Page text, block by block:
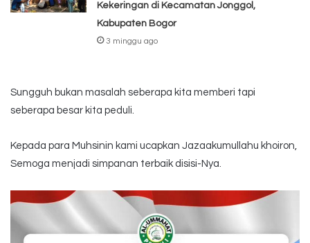
Kekeringan di Kecamatan Jonggol,
Kabupaten Bogor
3 minggu ago
Sungguh bukan masalah seberapa kita memberi tapi
seberapa besar kita peduli.
Kepada para Muhsinin kami ucapkan Jazaakumullahu khoiron,
Semoga menjadi simpanan terbaik disisi-Nya.